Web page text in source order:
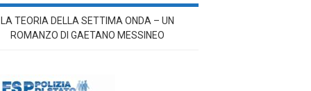
LA TEORIA DELLA SETTIMA ONDA – UN
ROMANZO DI GAETANO MESSINEO